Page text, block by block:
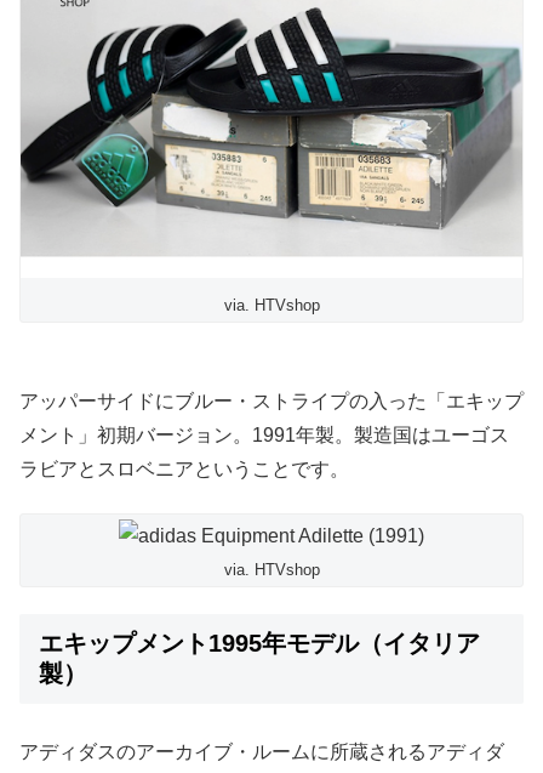
via. HTVshop
アッパーサイドにブルー・ストライプの入った「エキップ
メント」初期バージョン。1991年製。製造国はユーゴス
ラビアとスロベニアということです。
via. HTVshop
エキップメント1995年モデル（イタリア
製）
アディダスのアーカイブ・ルームに所蔵されるアディダ